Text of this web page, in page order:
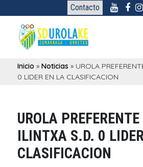
Contacto
Inicio »Noticias » UROLA
0 LIDER EN LA CLASIFICACION
UROLA
ILINTXA S.D. 0
CLASIFICACION